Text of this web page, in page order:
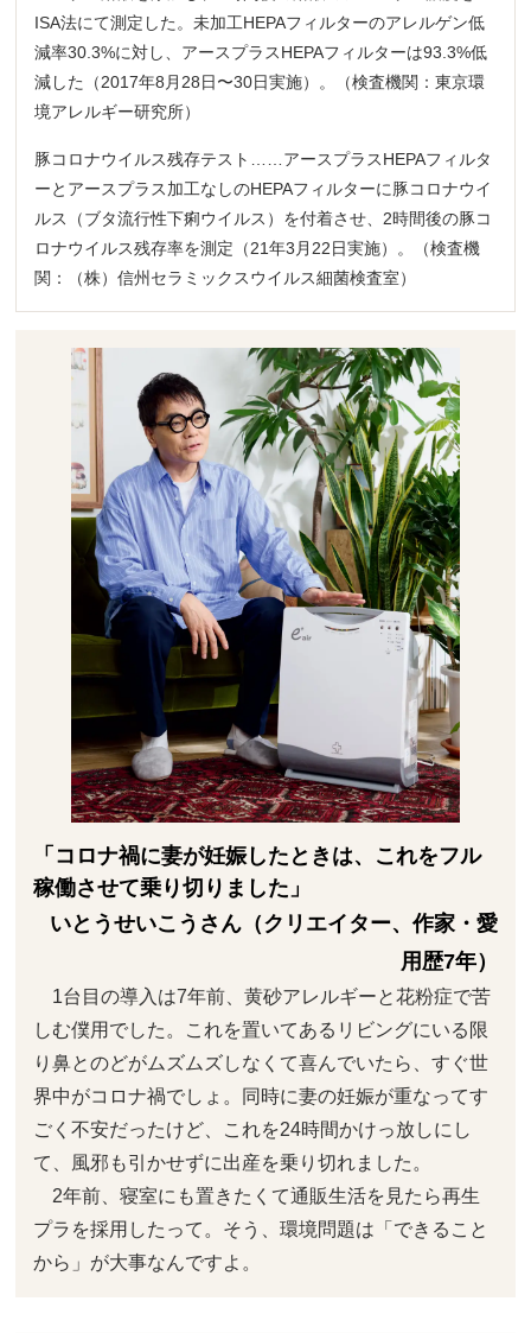
ISA法にて測定した。未加工HEPAフィルターのアレルゲン低
減率30.3%に対し、アースプラスHEPAフィルターは93.3%低
減した（2017年8月28日〜30日実施）。（検査機関：東京環
境アレルギー研究所）
豚コロナウイルス残存テスト……アースプラスHEPAフィルタ
ーとアースプラス加工なしのHEPAフィルターに豚コロナウイ
ルス（ブタ流行性下痢ウイルス）を付着させ、2時間後の豚コ
ロナウイルス残存率を測定（21年3月22日実施）。（検査機
関：（株）信州セラミックスウイルス細菌検査室）
「コロナ禍に妻が妊娠したときは、これをフル
稼働させて乗り切りました」
いとうせいこうさん（クリエイター、作家・愛
用歴7年）
1台目の導入は7年前、黄砂アレルギーと花粉症で苦
しむ僕用でした。これを置いてあるリビングにいる限
り鼻とのどがムズムズしなくて喜んでいたら、すぐ世
界中がコロナ禍でしょ。同時に妻の妊娠が重なってす
ごく不安だったけど、これを24時間かけっ放しにし
て、風邪も引かせずに出産を乗り切れました。
2年前、寝室にも置きたくて通販生活を見たら再生
プラを採用したって。そう、環境問題は「できること
から」が大事なんですよ。